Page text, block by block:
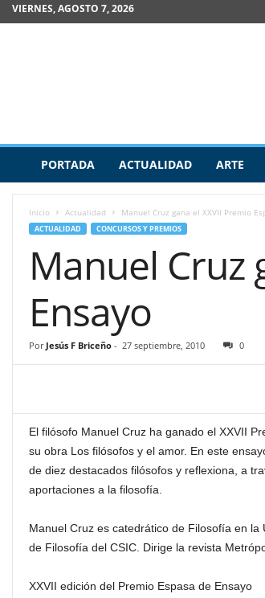
VIERNES, AGOSTO 7, 2026
PORTADA ACTUALIDAD ARTE
Inicio Actualidad Manuel Cruz gana el XXVII Premio
ACTUALIDAD CONCURSOS Y PREMIOS
Manuel Cruz
Ensayo
Por Jesús F Briceño- 27 septiembre, 2010 0
El filósofo Manuel Cruz ha ganado el XXVII
su obra Los filósofos y el amor. En este
de diez destacados filósofos y reflexiona, a
aportaciones a la filosofía.
Manuel Cruz es catedrático de Filosofía en
de Filosofía del CSIC. Dirige la revista
XXVII edición del Premio Espasa de Ensayo